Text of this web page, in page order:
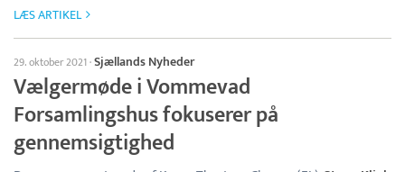
LÆS ARTIKEL
29. oktober 2021·Sjællands Nyheder
Vælgermøde i Vommevad
Forsamlingshus fokuserer på
gennemsigtighed